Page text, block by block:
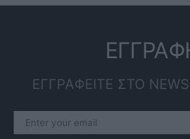
ΕΓΓΡΑΦΕΙΤΕ ΣΤΟ